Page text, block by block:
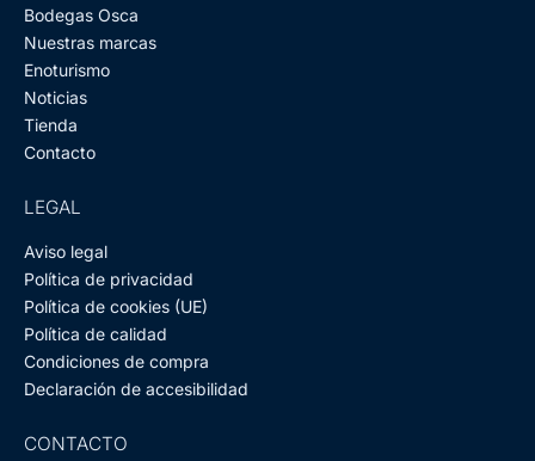
Bodegas Osca
Nuestras marcas
Enoturismo
Noticias
Tienda
Contacto
LEGAL
Aviso legal
Política de privacidad
Política de cookies (UE)
Política de calidad
Condiciones de compra
Declaración de accesibilidad
CONTACTO